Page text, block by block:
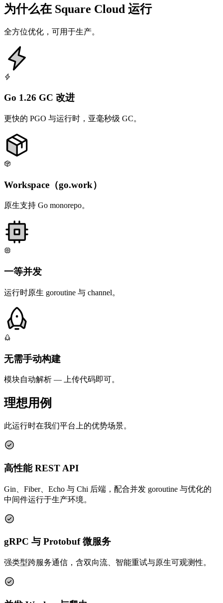
为什么在 Square Cloud 运行
全方位优化，可用于生产。
Go 1.26 GC 改进
更快的 PGO 与运行时，亚毫秒级 GC。
Workspace（go.work）
原生支持 Go monorepo。
一等并发
运行时原生 goroutine 与 channel。
无需手动构建
模块自动解析 — 上传代码即可。
理想用例
此运行时在我们平台上的优势场景。
高性能 REST API
Gin、Fiber、Echo 与 Chi 后端，配合并发 goroutine 与优化的
中间件运行于生产环境。
gRPC 与 Protobuf 微服务
强类型跨服务通信，含双向流、智能重试与原生可观测性。